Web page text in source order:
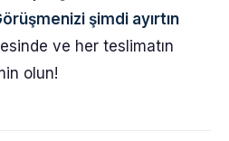
şimdi ayırtın
ve her teslimatın
olun!